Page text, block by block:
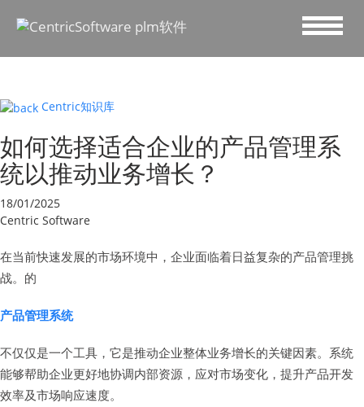
Centric知识库
如何选择适合企业的产品管理系
统以推动业务增长？
18/01/2025
Centric Software
在当前快速发展的市场环境中，企业面临着日益复杂的产品管理挑
战。的
产品管理系统
不仅仅是一个工具，它是推动企业整体业务增长的关键因素。系统
能够帮助企业更好地协调内部资源，应对市场变化，提升产品开发
效率及市场响应速度。